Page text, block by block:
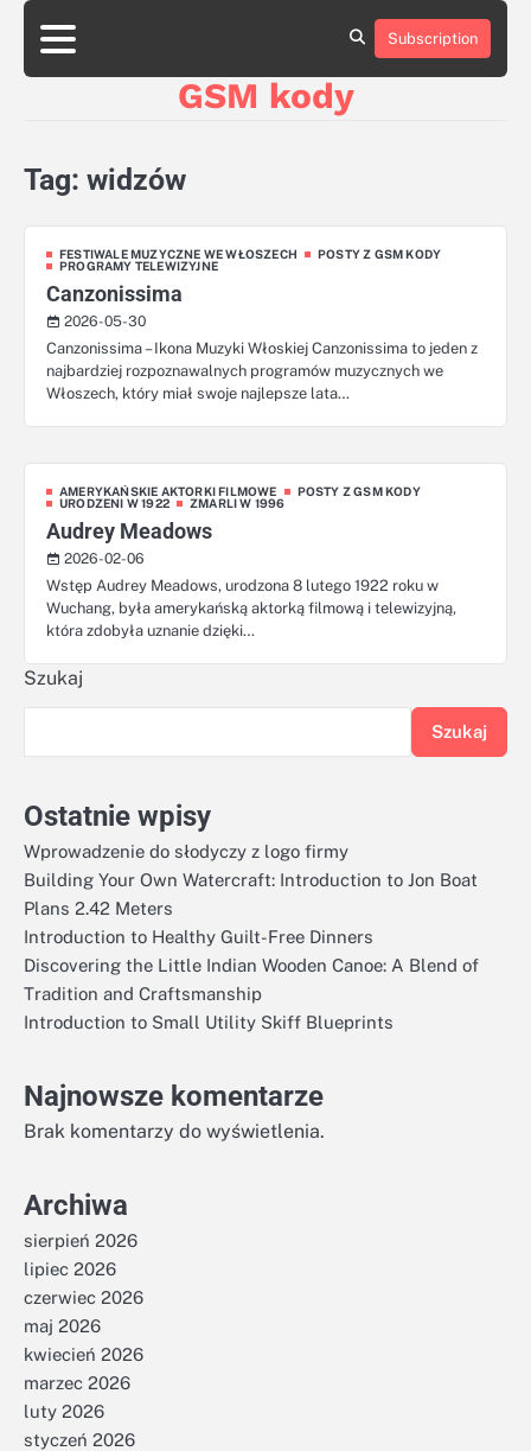
Skip
content
aluminumboatplans.com
dobra-
Kontakt
Subscription
GSM kody
Tag: widzów
FESTIWALE MUZYCZNE WE WŁOSZECH
POSTY Z GSM KODY
PROGRAMY TELEWIZYJNE
Canzonissima
2026-05-30
Canzonissima – Ikona Muzyki Włoskiej Canzonissima to jeden z
najbardziej rozpoznawalnych programów muzycznych we
Włoszech, który miał swoje najlepsze lata…
AMERYKAŃSKIE AKTORKI FILMOWE
POSTY Z GSM KODY
URODZENI W 1922
ZMARLI W 1996
Audrey Meadows
2026-02-06
Wstęp Audrey Meadows, urodzona 8 lutego 1922 roku w
Wuchang, była amerykańską aktorką filmową i telewizyjną,
która zdobyła uznanie dzięki…
Szukaj
Szukaj
Ostatnie wpisy
Wprowadzenie do słodyczy z logo firmy
Building Your Own Watercraft: Introduction to Jon Boat
Plans 2.42 Meters
Introduction to Healthy Guilt-Free Dinners
Discovering the Little Indian Wooden Canoe: A Blend of
Tradition and Craftsmanship
Introduction to Small Utility Skiff Blueprints
Najnowsze komentarze
Brak komentarzy do wyświetlenia.
Archiwa
sierpień 2026
lipiec 2026
czerwiec 2026
maj 2026
kwiecień 2026
marzec 2026
luty 2026
styczeń 2026